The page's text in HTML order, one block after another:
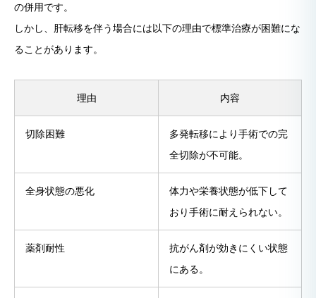
の併用です。
しかし、肝転移を伴う場合には以下の理由で標準治療が困難にな
ることがあります。
理由 内容
切除困難
多発転移により手術での完
全切除が不可能。
全身状態の悪化
体力や栄養状態が低下して
おり手術に耐えられない。
薬剤耐性
抗がん剤が効きにくい状態
にある。